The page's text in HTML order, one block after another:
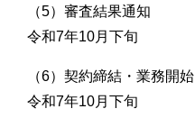
（5）審査結果通知
令和7年10月下旬
（6）契約締結・業務開始
令和7年10月下旬